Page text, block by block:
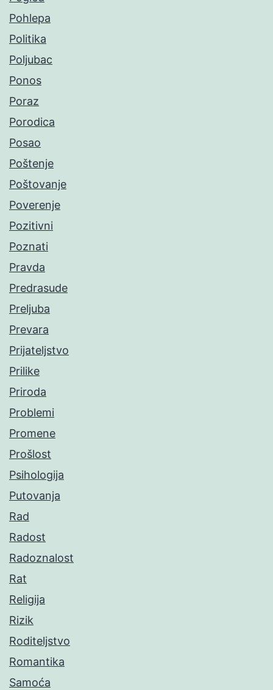
Pohlepa
Politika
Poljubac
Ponos
Poraz
Porodica
Posao
Poštenje
Poštovanje
Poverenje
Pozitivni
Poznati
Pravda
Predrasude
Preljuba
Prevara
Prijateljstvo
Prilike
Priroda
Problemi
Promene
Prošlost
Psihologija
Putovanja
Rad
Radost
Radoznalost
Rat
Religija
Rizik
Roditeljstvo
Romantika
Samoća